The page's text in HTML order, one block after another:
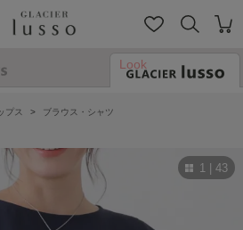
Look
プス > ブラウス・シャツ
1 | 43